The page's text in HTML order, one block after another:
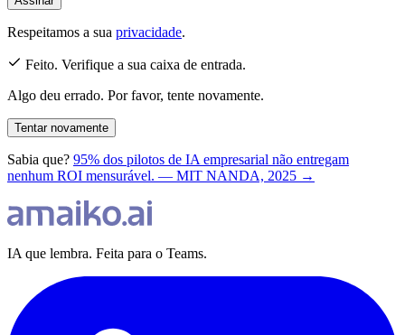
Respeitamos a sua privacidade.
Feito. Verifique a sua caixa de entrada.
Algo deu errado. Por favor, tente novamente.
Tentar novamente
Sabia que? 95% dos pilotos de IA empresarial não entregam
nenhum ROI mensurável. — MIT NANDA, 2025 →
IA que lembra. Feita para o Teams.